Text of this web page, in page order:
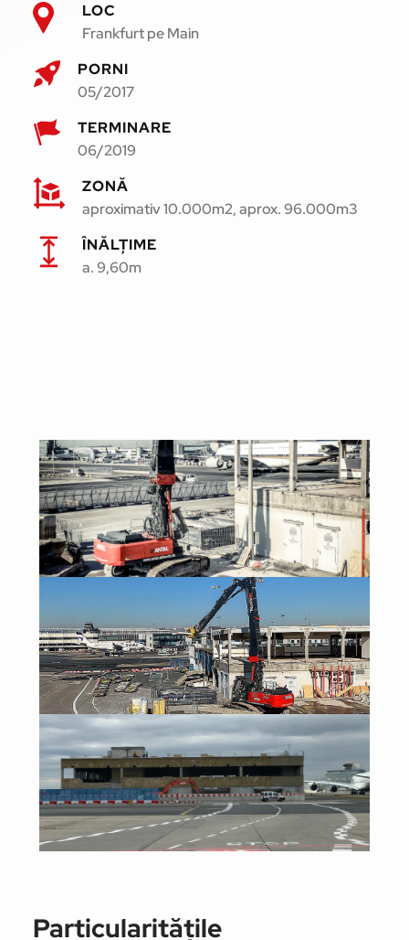
LOC
Frankfurt pe Main
PORNI
05/2017
TERMINARE
06/2019
ZONĂ
aproximativ 10.000m2, aprox. 96.000m3
ÎNĂLȚIME
a. 9,60m
Particularităţile